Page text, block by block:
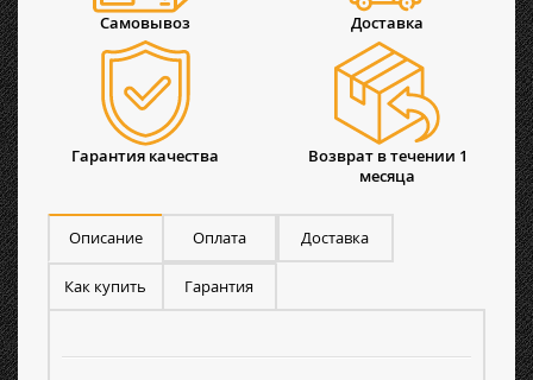
Самовывоз Доставка
Гарантия качества
Возврат в течении 1
месяца
Описание Оплата Доставка
Как купить Гарантия